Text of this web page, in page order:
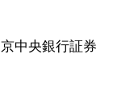
中央銀行証券